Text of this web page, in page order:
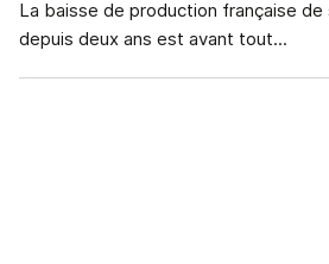
La baisse de production française
depuis deux ans est avant tout...